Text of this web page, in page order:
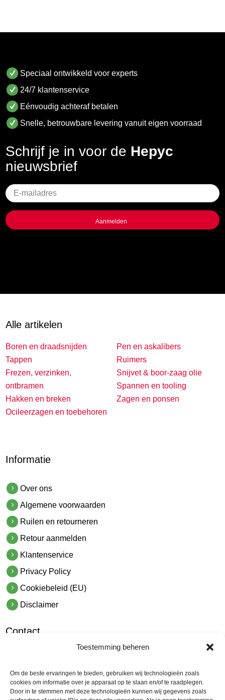
Toestemming beheren
Om de beste ervaringen te bieden, gebruiken wij technologieën zoals
cookies om informatie over je apparaat op te slaan en/of te raadplegen.
Door in te stemmen met deze technologieën kunnen wij gegevens zoals
Speciaal ontwikkeld voor experts
24/7 klantenservice
Eénvoudig achteraf betalen
Snelle, betrouwbare levering vanuit eigen voorraad
Schrijf je in voor de Hepyc
nieuwsbrief
Geen
titel
Alle artikelen
Boren en draadsnijden
Tappen
Frezen, verzinken,
ontbramen
Hakken en breken
Ocileerzagen en toebehoren
Pen en askalibers
Ruimers
Snijvet & boor-zaag olie
Spannen en tooling
Zagen en ponsen
Informatie
Over ons
Algemene voorwaarden
Ruilen en retourneren
Retour aanmelden
Klantenservice
Privacy Policy
Cookiebeleid (EU)
Disclaimer
Contact
t.0228 53 00 40
e.info@hetindustriehuis.com